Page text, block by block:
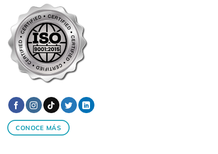
CONOCE MÁS